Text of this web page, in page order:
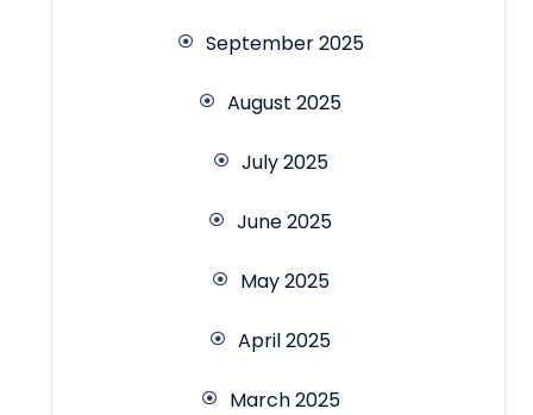
September 2025
August 2025
July 2025
June 2025
May 2025
April 2025
March 2025